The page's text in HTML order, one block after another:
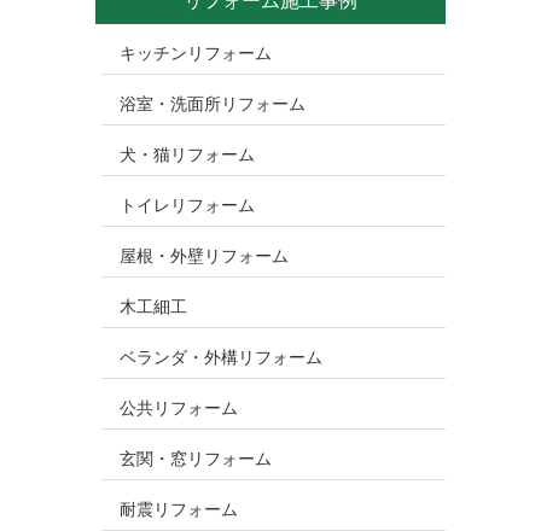
キッチンリフォーム
浴室・洗面所リフォーム
犬・猫リフォーム
トイレリフォーム
屋根・外壁リフォーム
木工細工
ベランダ・外構リフォーム
公共リフォーム
玄関・窓リフォーム
耐震リフォーム